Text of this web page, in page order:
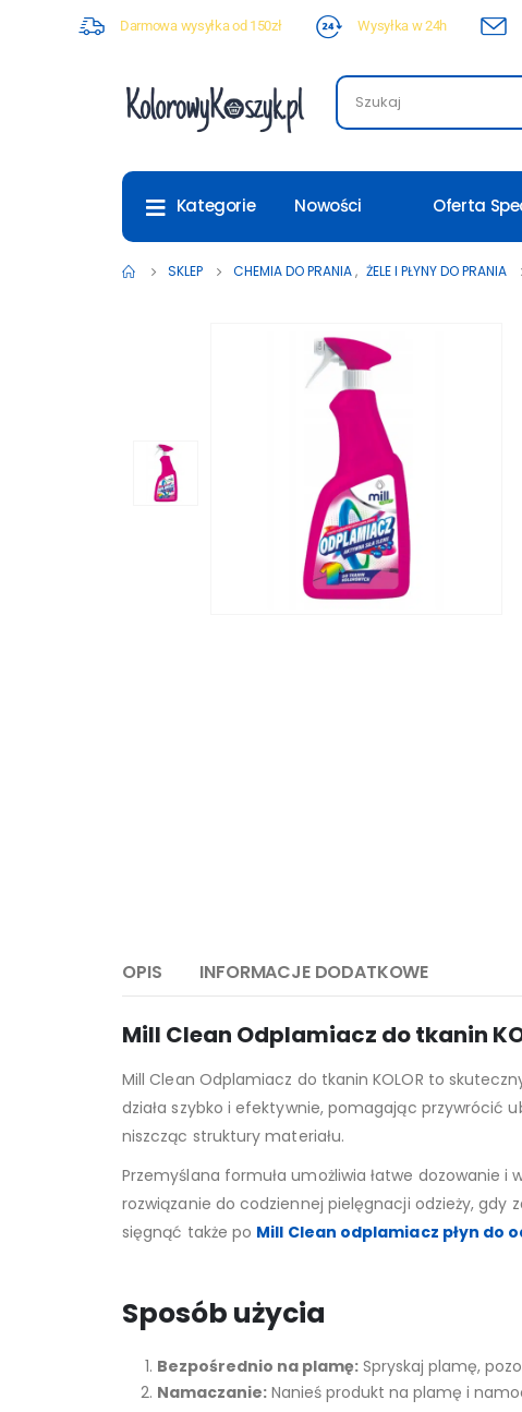
Darmowa wysyłka od 150zł Wysyłka w 24h
Kategorie Nowości Oferta
SKLEP CHEMIA DO PRANIA, ŻELE I PŁYNY DO PRANIA
OPIS INFORMACJE DODATKOWE
Mill Clean Odplamiacz do tkanin
Mill Clean Odplamiacz do tkanin KOLOR to
działa szybko i efektywnie, pomagając przywrócić
niszcząc struktury materiału.
Przemyślana formuła umożliwia łatwe dozowanie
rozwiązanie do codziennej pielęgnacji odzieży, gdy
sięgnąć także po Mill Clean odplamiacz płyn do
Sposób użycia
Bezpośrednio na plamę: Spryskaj plamę,
Namaczanie: Nanieś produkt na plamę i